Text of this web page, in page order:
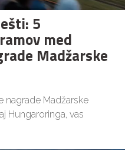
5
med
Madžarske
nagrade Madžarske
Hungaroringa, vas